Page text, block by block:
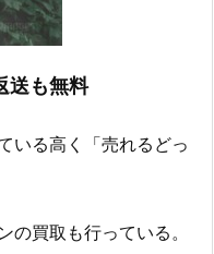
送も無料
いる高く「売れるどっ
の買取も行っている。